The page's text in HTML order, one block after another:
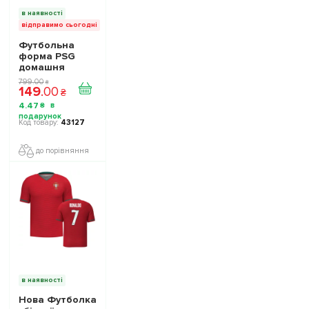
в наявності
відправимо сьогодні
Футбольна
форма PSG
домашня
підліткова
799.00 ₴
149.00 ₴
4.47 ₴
43127
до порівняння
в наявності
Нова Футболка